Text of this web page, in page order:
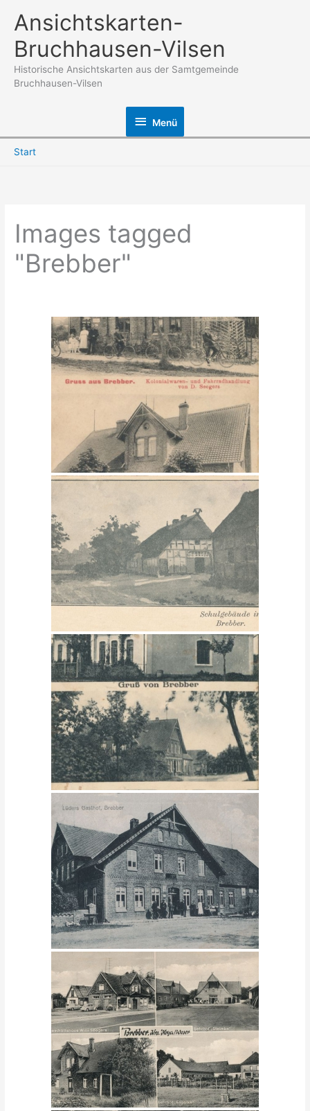
Inhalt
springen
Ansichtskarten-
Bruchhausen-Vilsen
Historische Ansichtskarten aus der Samtgemeinde
Bruchhausen-Vilsen
Menü
Menü
Start
Images tagged
"Brebber"